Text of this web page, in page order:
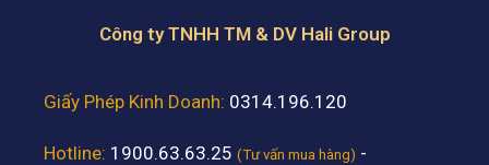
Công ty TNHH TM & DV Hali Group
Giấy Phép Kinh Doanh: 0314.196.120
Hotline: 1900.63.63.25 (Tư vấn mua hàng) -